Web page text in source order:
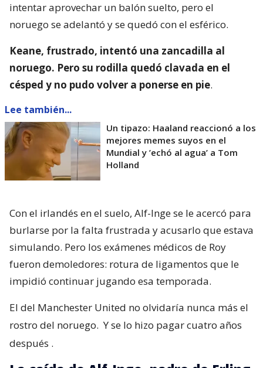
intentar aprovechar un balón suelto, pero el
noruego se adelantó y se quedó con el esférico.
Keane, frustrado, intentó una zancadilla al
noruego. Pero su rodilla quedó clavada en el
césped y no pudo volver a ponerse en pie.
Lee también...
Un tipazo: Haaland reaccionó a los
mejores memes suyos en el
Mundial y ’echó al agua’ a Tom
Holland
Con el irlandés en el suelo, Alf-Inge se le acercó para
burlarse por la falta frustrada y acusarlo que estava
simulando. Pero los exámenes médicos de Roy
fueron demoledores: rotura de ligamentos que le
impidió continuar jugando esa temporada.
El del Manchester United no olvidaría nunca más el
rostro del noruego. Y se lo hizo pagar cuatro años
después .